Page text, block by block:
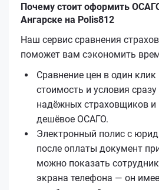
Почему стоит оформить
Ангарске на Polis812
Наш сервис сравнения
поможет вам сэкономить
Сравнение цен в один
стоимость и условия
надёжных страховщиков и
дешёвое ОСАГО.
Электронный полис с
после оплаты документ
можно показать
экрана телефона — он